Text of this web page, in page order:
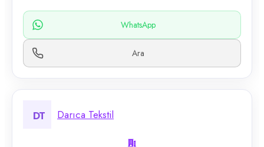
WhatsApp
Ara
DT Darıca Tekstil